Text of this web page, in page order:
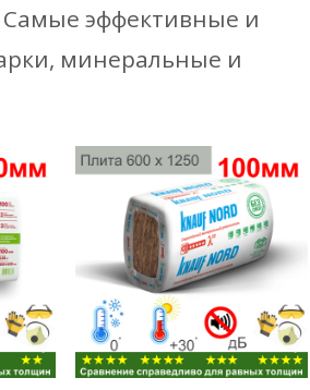
эффективные и
минеральные и